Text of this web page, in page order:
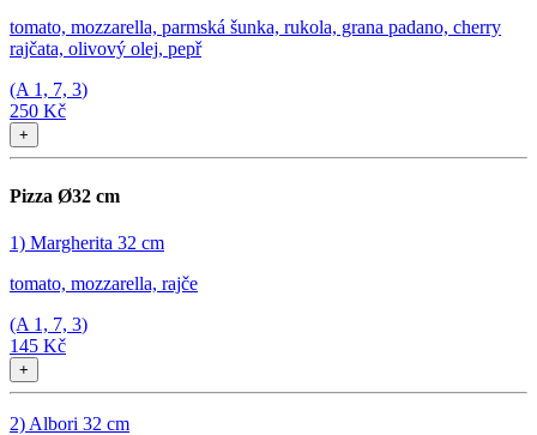
tomato, mozzarella, parmská šunka, rukola, grana padano, cherry
rajčata, olivový olej, pepř
(A 1, 7, 3)
250 Kč
+
Pizza Ø32 cm
1) Margherita 32 cm
tomato, mozzarella, rajče
(A 1, 7, 3)
145 Kč
+
2) Albori 32 cm